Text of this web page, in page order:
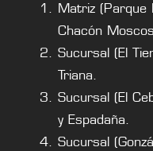
Matriz (Parque
Chacón
Sucursal (El
Triana.
Sucursal (El
y Espadaña.
Sucursal